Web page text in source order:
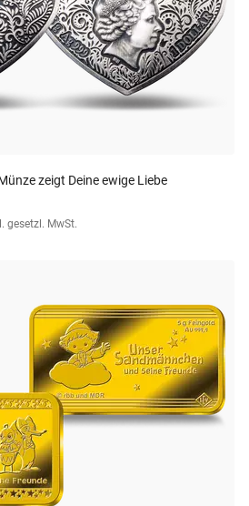
zeigt Deine ewige Liebe
gesetzl. MwSt.